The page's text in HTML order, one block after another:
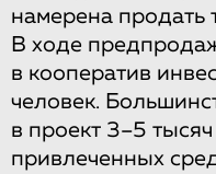
намерена продать
В ходе
в кооператив
человек.
в проект 3–5
привлеченных